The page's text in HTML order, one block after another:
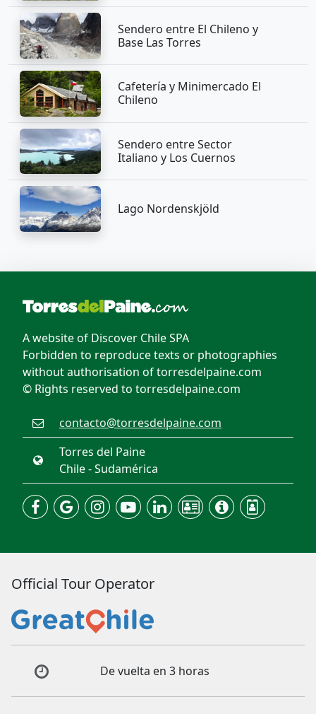
Sendero entre El Chileno y
Base Las Torres
Cafetería y Minimercado El
Chileno
Sendero entre Sector
Italiano y Los Cuernos
Lago Nordenskjöld
A website of Discover Chile SPA
Forbidden to reproduce texts or photographies
without authorisation of torresdelpaine.com
© Rights reserved to torresdelpaine.com
contacto@torresdelpaine.com
Torres del Paine
Chile - Sudamérica
Official Tour Operator
De vuelta en 3 horas